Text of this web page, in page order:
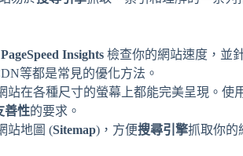
Insights 檢查你的網站速度，並
等都是常見的優化方法。
站在各種尺寸的螢幕上都能完美呈現。使
善性的要求。
站地圖 (Sitemap)，方便搜尋引擎抓取你的